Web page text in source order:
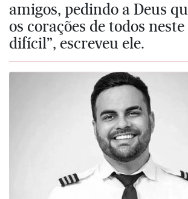
amigos, pedindo a Deus
os corações de todos
difícil”, escreveu ele.